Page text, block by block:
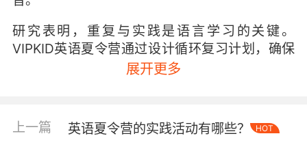
研究表明，重复与实践是语言学习的关键。
VIPKID英语夏令营通过设计循环复习计划，确保
学生对所学知识进行多次回顾与巩固，从而有效
展开更多
上一篇 英语夏令营的实践活动有哪些？ HOT